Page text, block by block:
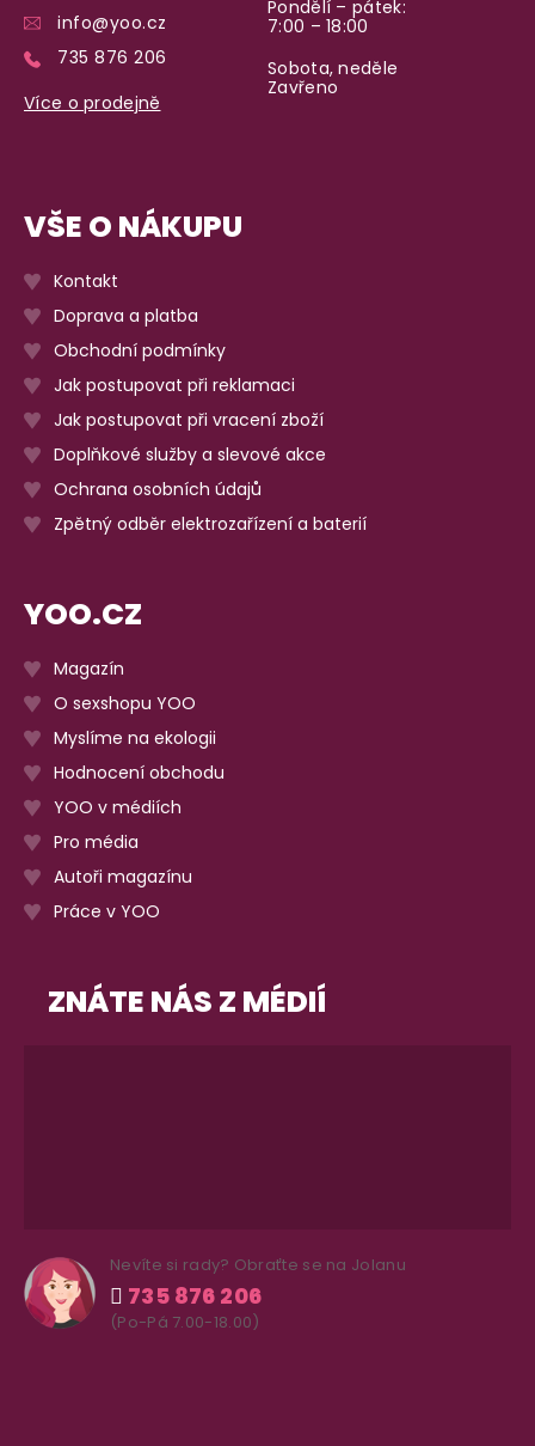
info@yoo.cz
735 876 206
Více o prodejně
Pondělí – pátek:
7:00 – 18:00
Sobota, neděle
Zavřeno
VŠE O NÁKUPU
Kontakt
Doprava a platba
Obchodní podmínky
Jak postupovat při reklamaci
Jak postupovat při vracení zboží
Doplňkové služby a slevové akce
Ochrana osobních údajů
Zpětný odběr elektrozařízení a baterií
YOO.CZ
Magazín
O sexshopu YOO
Myslíme na ekologii
Hodnocení obchodu
YOO v médiích
Pro média
Autoři magazínu
Práce v YOO
ZNÁTE NÁS Z MÉDIÍ
Nevíte si rady? Obraťte se na Jolanu
735 876 206
(Po-Pá 7.00-18.00)